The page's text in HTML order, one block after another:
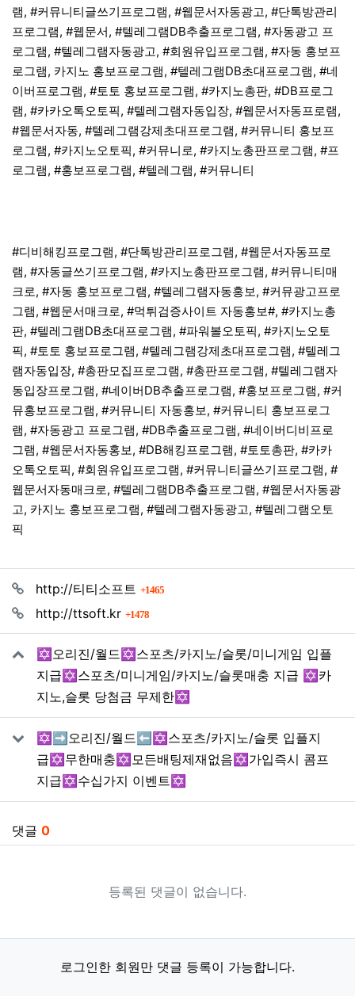
램, #커뮤니티글쓰기프로그램, #웹문서자동광고, #단톡방관리
프로그램, #웹문서, #텔레그램DB추출프로그램, #자동광고 프
로그램, #텔레그램자동광고, #회원유입프로그램, #자동 홍보프
로그램, 카지노 홍보프로그램, #텔레그램DB초대프로그램, #네
이버프로그램, #토토 홍보프로그램, #카지노총판, #DB프로그
램, #카카오톡오토픽, #텔레그램자동입장, #웹문서자동프로램,
#웹문서자동, #텔레그램강제초대프로그램, #커뮤니티 홍보프
로그램, #카지노오토픽, #커뮤니로, #카지노총판프로그램, #프
로그램, #홍보프로그램, #텔레그램, #커뮤니티
#디비해킹프로그램, #단톡방관리프로그램, #웹문서자동프로
램, #자동글쓰기프로그램, #카지노총판프로그램, #커뮤니티매
크로, #자동 홍보프로그램, #텔레그램자동홍보, #커뮤광고프로
그램, #웹문서매크로, #먹튀검증사이트 자동홍보#, #카지노총
판, #텔레그램DB초대프로그램, #파워볼오토픽, #카지노오토
픽, #토토 홍보프로그램, #텔레그램강제초대프로그램, #텔레그
램자동입장, #총판모집프로그램, #총판프로그램, #텔레그램자
동입장프로그램, #네이버DB추출프로그램, #홍보프로그램, #커
뮤홍보프로그램, #커뮤니티 자동홍보, #커뮤니티 홍보프로그
램, #자동광고 프로그램, #DB추출프로그램, #네이버디비프로
그램, #웹문서자동홍보, #DB해킹프로그램, #토토총판, #카카
오톡오토픽, #회원유입프로그램, #커뮤니티글쓰기프로그램, #
웹문서자동매크로, #텔레그램DB추출프로그램, #웹문서자동광
고, 카지노 홍보프로그램, #텔레그램자동광고, #텔레그램오토
픽
http://티티소프트 1465회 연결
http://ttsoft.kr
1478회 연결
✡️오리진/월드✡️스포츠/카지노/슬롯/미니게임 입플
지급✡️스포츠/미니게임/카지노/슬롯매충 지급 ✡️카
지노,슬롯 당첨금 무제한✡️
✡️➡️오리진/월드⬅️✡️스포츠/카지노/슬롯 입플지
급✡️무한매충✡️모든배팅제재없음✡️가입즉시 콤프
지급✡️수십가지 이벤트✡️
댓글 0
등록된 댓글이 없습니다.
로그인한 회원만 댓글 등록이 가능합니다.